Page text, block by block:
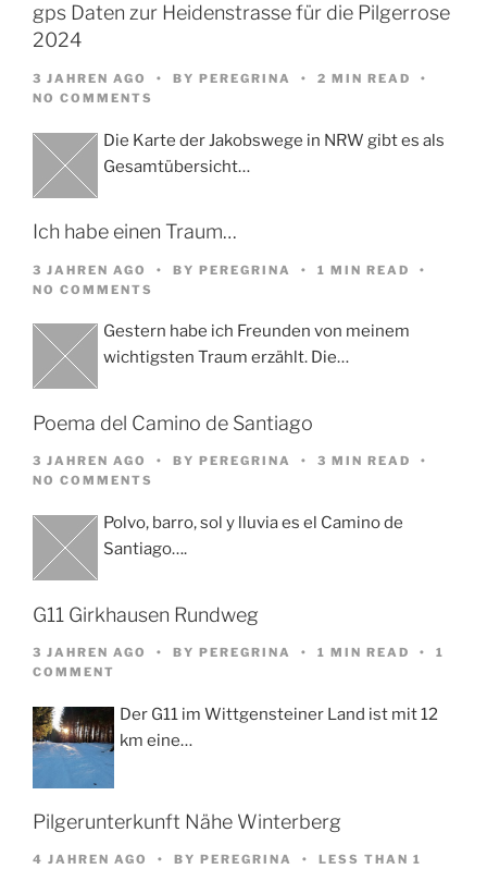
gps Daten zur Heidenstrasse für die Pilgerrose
2024
3 JAHREN AGO BY PEREGRINA
2 MIN READ
NO COMMENTS
Die Karte der Jakobswege in NRW gibt es als
Gesamtübersicht…
Ich habe einen Traum…
3 JAHREN AGO BY PEREGRINA
1 MIN READ
NO COMMENTS
Gestern habe ich Freunden von meinem
wichtigsten Traum erzählt. Die…
Poema del Camino de Santiago
3 JAHREN AGO BY PEREGRINA
3 MIN READ
NO COMMENTS
Polvo, barro, sol y lluvia es el Camino de
Santiago….
G11 Girkhausen Rundweg
3 JAHREN AGO BY PEREGRINA 1 MIN READ
1
COMMENT
Der G11 im Wittgensteiner Land ist mit 12
km eine…
Pilgerunterkunft Nähe Winterberg
4 JAHREN AGO BY PEREGRINA
LESS THAN 1